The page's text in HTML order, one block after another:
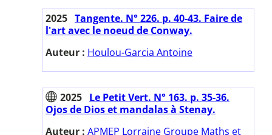
2025 Tangente. N° 226. p. 40-43. Faire de
l'art avec le noeud de Conway.
Auteur : Houlou-Garcia Antoine
2025 Le Petit Vert. N° 163. p. 35-36.
Ojos de Dios et mandalas à Stenay.
Auteur : APMEP Lorraine Groupe Maths et